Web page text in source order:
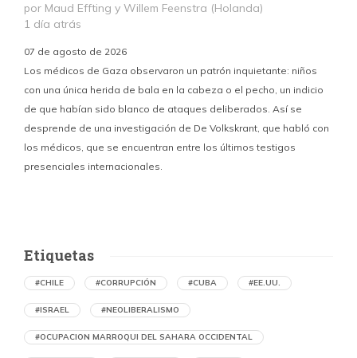
por Maud Effting y Willem Feenstra (Holanda)
1 día atrás
07 de agosto de 2026
Los médicos de Gaza observaron un patrón inquietante: niños
con una única herida de bala en la cabeza o el pecho, un indicio
de que habían sido blanco de ataques deliberados. Así se
desprende de una investigación de De Volkskrant, que habló con
los médicos, que se encuentran entre los últimos testigos
presenciales internacionales.
Etiquetas
#CHILE #CORRUPCIÓN #CUBA #EE.UU.
#ISRAEL #NEOLIBERALISMO
#OCUPACION MARROQUI DEL SAHARA OCCIDENTAL